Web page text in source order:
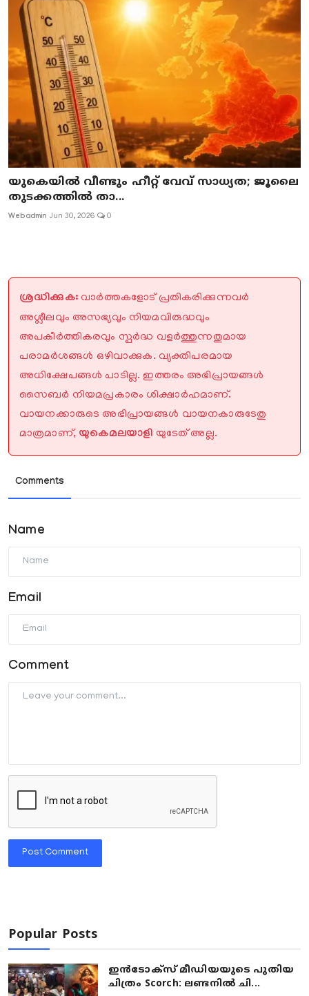
യുകെയിൽ വീണ്ടും ഹീറ്റ് വേവ് സാധ്യത; ജൂലൈ
തുടക്കത്തിൽ താ...
Webadmin Jun 30, 2026 0
ശ്രദ്ധിക്കുക: വാർത്തകളോട് പ്രതികരിക്കുന്നവർ
അശ്ലീലവും അസഭ്യവും നിയമവിരുദ്ധവും
അപകീർത്തികരവും സ്പർദ്ധ വളർത്തുന്നതുമായ
പരാമർശങ്ങൾ ഒഴിവാക്കുക. വ്യക്തിപരമായ
അധിക്ഷേപങ്ങൾ പാടില്ല. ഇത്തരം അഭിപ്രായങ്ങൾ
സൈബർ നിയമപ്രകാരം ശിക്ഷാർഹമാണ്.
വായനക്കാരുടെ അഭിപ്രായങ്ങൾ വായനകാരുടേതു
മാത്രമാണ്, യുകെമലയാളി യുടേത് അല്ല.
Comments
Name
Email
Comment
Post Comment
Popular Posts
ഇൻടോക്സ് മീഡിയയുടെ പുതിയ
ചിത്രം Scorch: ലണ്ടനിൽ ചി...